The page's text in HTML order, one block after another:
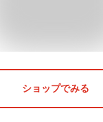
ショップでみる